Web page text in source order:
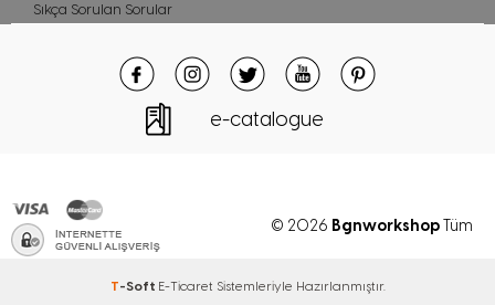
Sıkça Sorulan Sorular
e-catalogue
© 2026 BgnworkshopTüm
hakları saklıdır
T-Soft E-Ticaret Sistemleriyle Hazırlanmıştır.